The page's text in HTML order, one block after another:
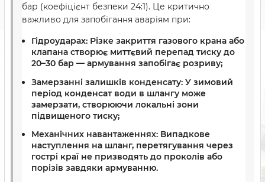
бар (коефіцієнт безпеки 24:1). Це критично
важливо для запобігання аваріям при:
Гідроударах: Різке закриття газового крана або
клапана створює миттєвий перепад тиску до
20–30 бар — армування запобігає розриву;
Замерзанні залишків конденсату: У зимовий
період конденсат води в шлангу може
замерзати, створюючи локальні зони
підвищеного тиску;
Механічних навантаженнях: Випадкове
наступлення на шланг, перетягування через
гострі краї не призводять до проколів або
порізів завдяки армуванню.